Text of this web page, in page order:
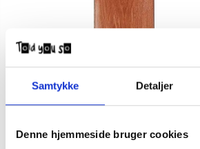
Samtykke Detaljer
Denne hjemmeside bruger cookies